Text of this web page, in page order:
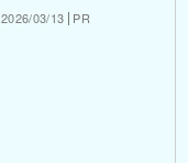
2026/03/13 PR